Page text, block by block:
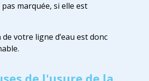
pas marquée, si elle est
de votre ligne d’eau est donc